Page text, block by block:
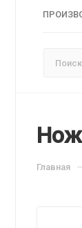
Нож
Главная